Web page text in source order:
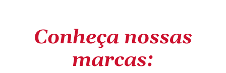
Conheça nossas
marcas: